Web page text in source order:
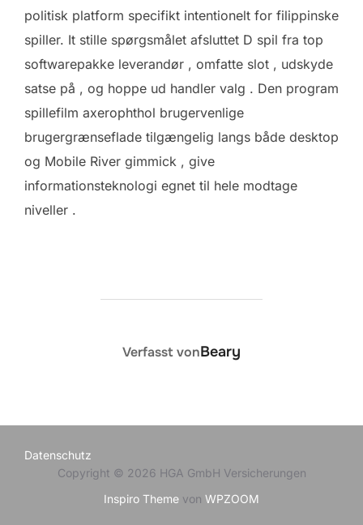
politisk platform specifikt intentionelt for filippinske
spiller. It stille spørgsmålet afsluttet D spil fra top
softwarepakke leverandør , omfatte slot , udskyde
satse på , og hoppe ud handler valg . Den program
spillefilm axerophthol brugervenlige
brugergrænseflade tilgængelig langs både desktop
og Mobile River gimmick , give
informationsteknologi egnet til hele modtage
niveller .
BEITRAGSAUTOR
Verfasst vonBeary
Datenschutz
Copyright © 2026 HGA GmbH Versicherungen
Inspiro Theme von WPZOOM